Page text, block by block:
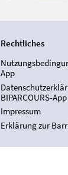
Rechtliches
App
BIPARCOURS-App
Impressum
Erklärung zur